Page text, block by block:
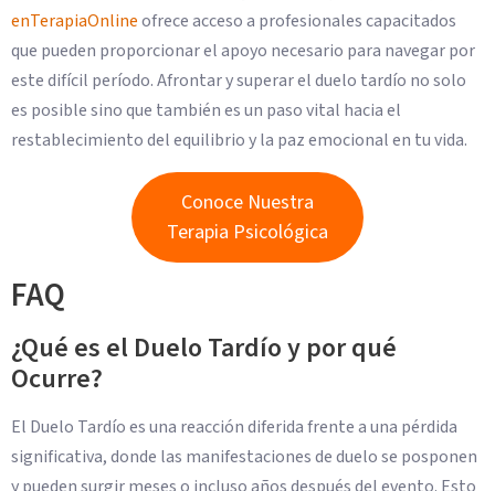
enTerapiaOnlineofrece acceso a profesionales capacitados
que pueden proporcionar el apoyo necesario para navegar por
este difícil período. Afrontar y superar el duelo tardío no solo
es posible sino que también es un paso vital hacia el
restablecimiento del equilibrio y la paz emocional en tu vida.
Conoce Nuestra
Terapia Psicológica
FAQ
¿Qué es el Duelo Tardío y por qué
Ocurre?
El Duelo Tardío es una reacción diferida frente a una pérdida
significativa, donde las manifestaciones de duelo se posponen